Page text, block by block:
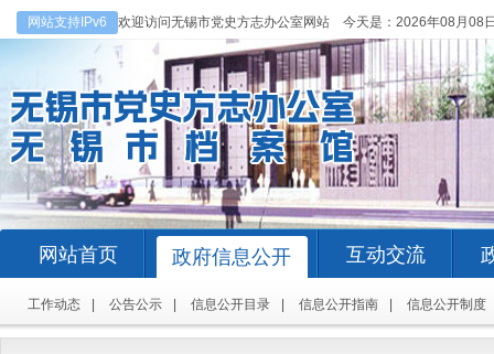
网站支持IPv6 欢迎访问无锡市党史方志办公室网站 今天是： 2026年08月08
网站首页 政府信息公开 互动交流
工作动态 公告公示 信息公开目录 信息公开指南 信息公开制度